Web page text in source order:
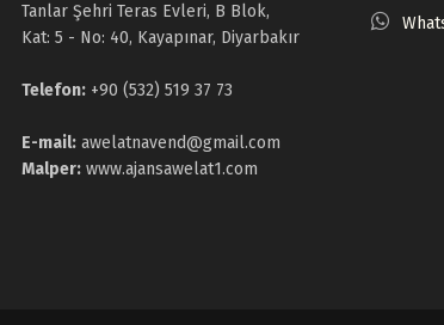
Tanlar Şehri Teras Evleri, B Blok,
Kat: 5 - No: 40, Kayapınar, Diyarbakır
Telefon: +90 (532) 519 37 73
E-mail: awelatnavend@gmail.com
Malper: www.ajansawelat1.com